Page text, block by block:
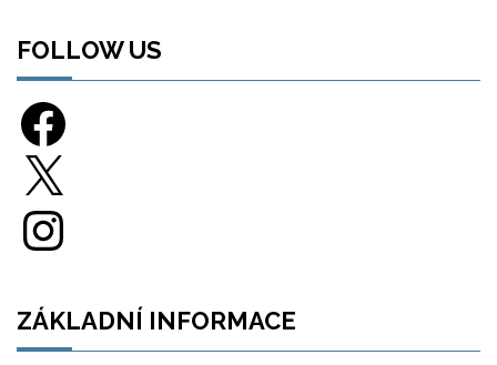
FOLLOW US
Facebook
Instagram
ZÁKLADNÍ INFORMACE